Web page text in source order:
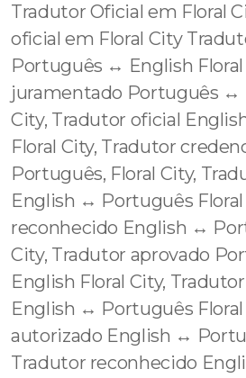
Tradutor Oficial em Floral
oficial em Floral City
Português ↔️ English
juramentado Português ↔️
City, Tradutor oficial
Floral City, Tradutor
Português, Floral City,
English ↔️ Português
reconhecido English ↔️
City, Tradutor aprovado
English Floral City,
English ↔️ Português
autorizado English ↔️
Tradutor reconhecido